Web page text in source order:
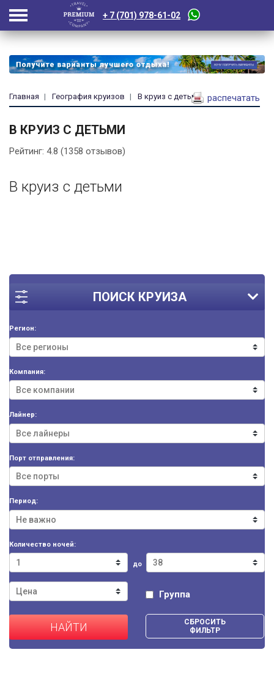
+ 7 (701) 978-61-02
ПОИСК КРУИЗА
Регион:
Компания:
Лайнер:
Порт отправления:
Период:
Количество ночей:
до
Группа
НАЙТИ
СБРОСИТЬ
ФИЛЬТР
Главная География круизов В круиз с детьми распечатать
В КРУИЗ С ДЕТЬМИ
Рейтинг: 4.8 (1358 отзывов)
В круиз с детьми